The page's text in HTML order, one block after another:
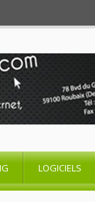
LOGICIELS